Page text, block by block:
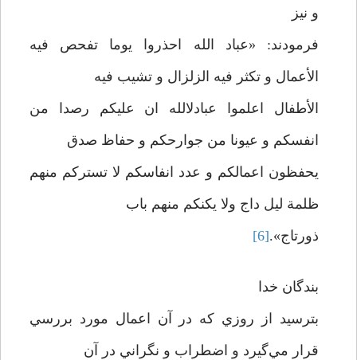
و نيز
فرمودند: «عباد الله احذروا يوما تفحص فيه
الأعمال و تکثر فيه الزلزال و تشيب فيه
الأطفال اعلموا عبادلالله ان عليکم رصدا من
انفسکم و عيونا من جوارحکم و حفاظ صدق
يحفظون اعمالکم و عدد انفاسکم لا تسترکم منهم
ظلمة ليل داج ولا يکنکم منهم باب
ذورتاج».[6]
بندگان خدا
بترسيد از روزي که در آن اعمال مورد بررسي
قرار مي‌گيرد و اضطراب و نگراني در آن